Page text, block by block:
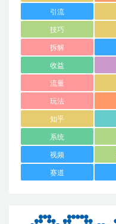
引流
技巧
拆解
收益
流量
玩法
知乎
系统
视频
赛道